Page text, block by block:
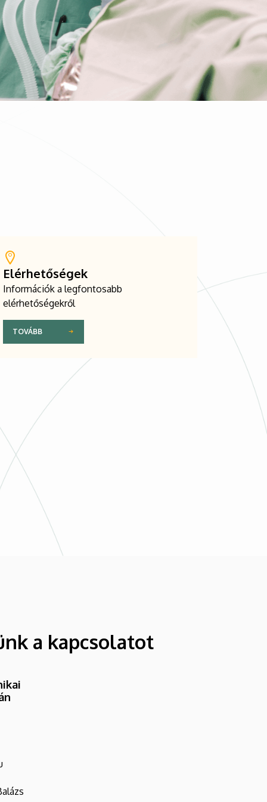
Elérhetőségek
Információk a legfontosabb
elérhetőségekről
TOVÁBB
a kapcsolatot